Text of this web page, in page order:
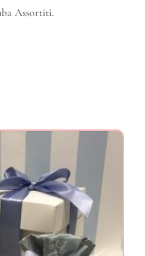
Assortiti.